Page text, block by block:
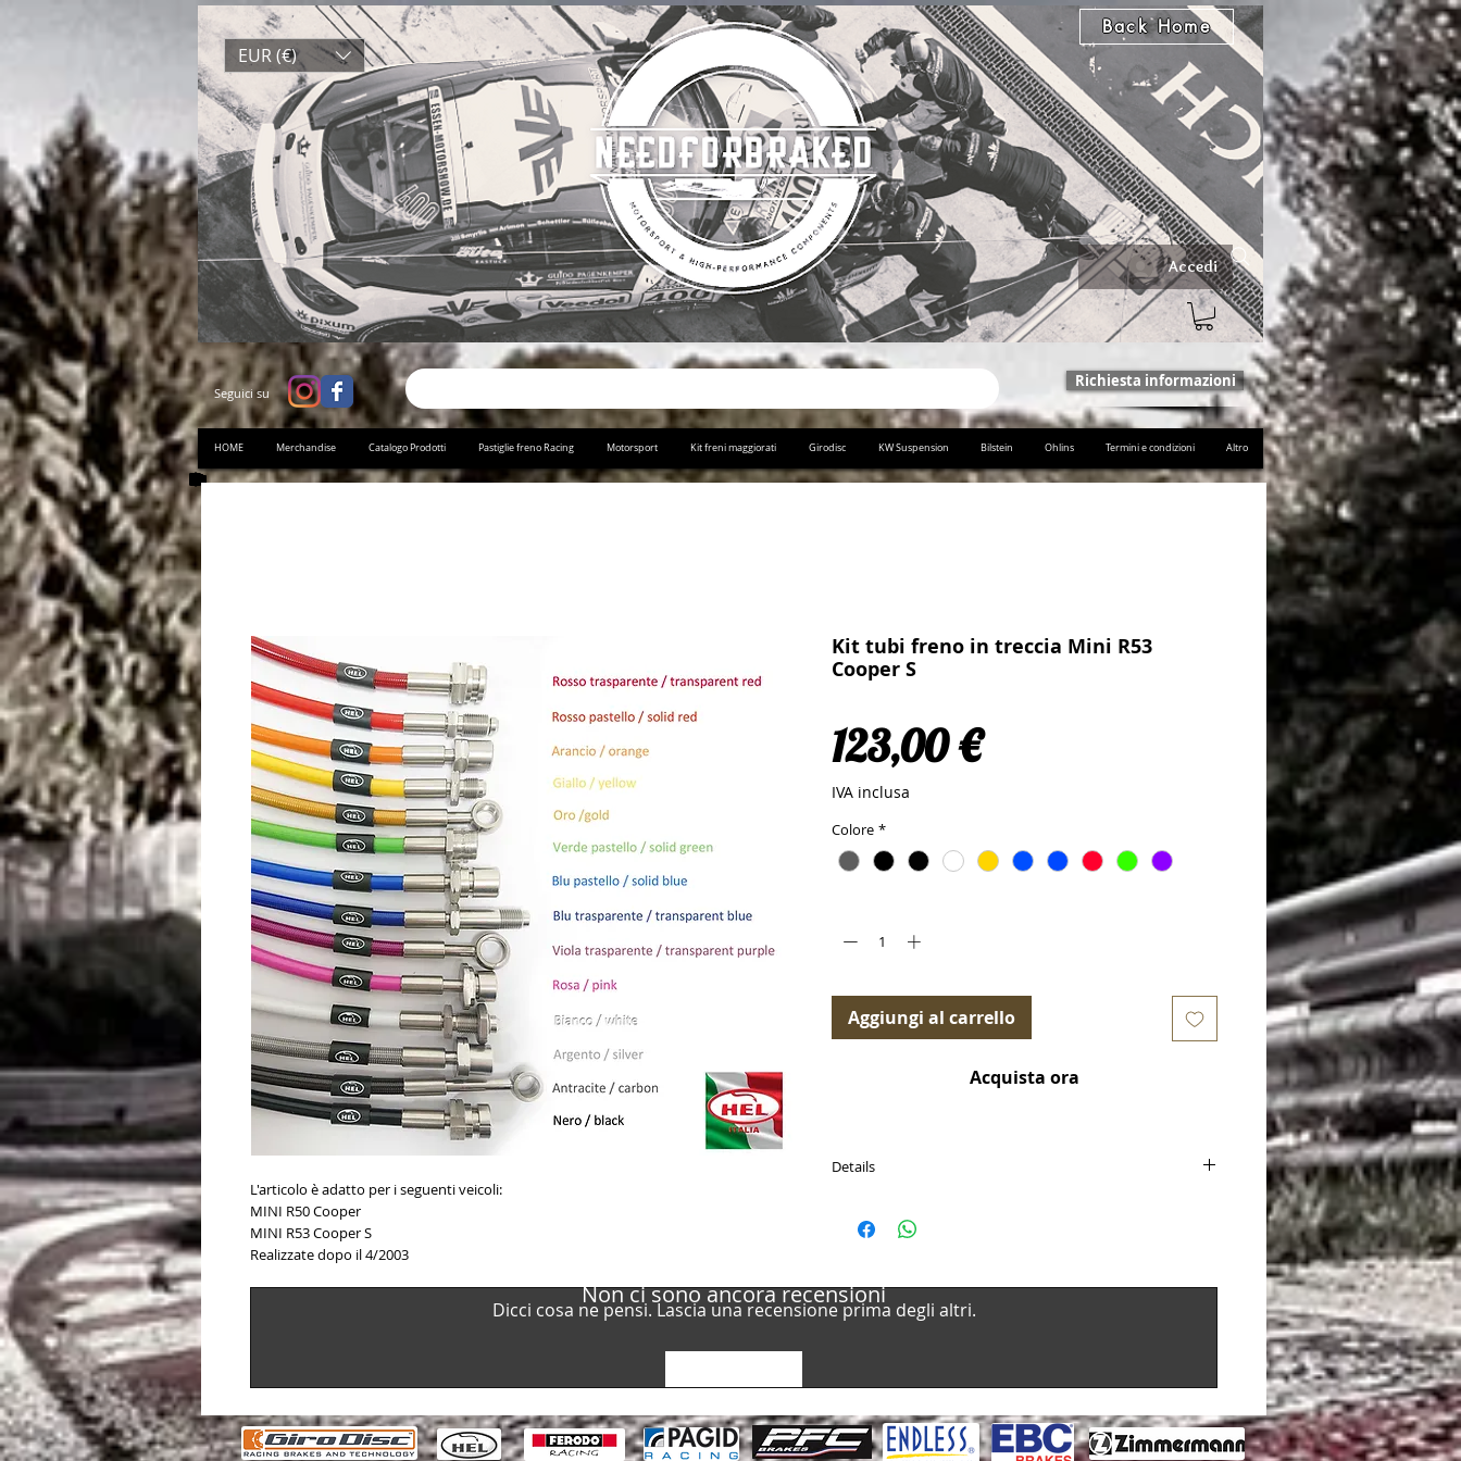
EUR (€)
Back Home
Accedi
Seguici su
Richiesta informazioni
HOME Merchandise Catalogo Prodotti Pastiglie freno Racing Motorsport Kit freni maggiorati Girodisc KW Suspension Bilstein Ohlins Termini e condizioni Altro
L'articolo è adatto per i seguenti veicoli:
MINI R50 Cooper
MINI R53 Cooper S
Realizzate dopo il 4/2003
Kit tubi freno in treccia Mini R53
Cooper S
123,00 €Prezzo
IVA inclusa
Colore *
Aggiungi al carrello
Acquista ora
Details
Confezione da 4pz (2 anteriori + 2 posteriori)
Non ci sono ancora recensioni
Dicci cosa ne pensi. Lascia una recensione prima degli altri.